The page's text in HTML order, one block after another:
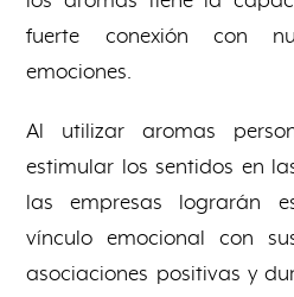
fuerte conexión con
emociones.
Al utilizar aromas
estimular los sentidos en
las empresas lograrán
vínculo emocional con
asociaciones positivas y